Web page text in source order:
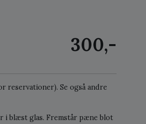
300,-
reservationer). Se også andre
i blæst glas. Fremstår pæne blot